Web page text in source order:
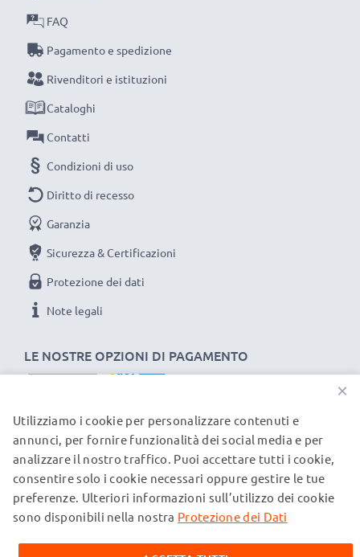
Caricatore subtel: un caricabatterie dall’ottimo
rapporto qualità-prezzo
AC Adapter / Power Supply:
Marca: subtel
Collegamento 1: Micro USB
Tensione di uscita / Output Volt: 5V
Amperaggio / Output ampere: 1A / 1000mA
LE NOSTRE OPZIONI DI PAGAMENTO
FAQ
Pagamento e spedizione
Rivenditori e istituzioni
Cataloghi
Contatti
Condizioni di uso
Diritto di recesso
Garanzia
Sicurezza & Certificazioni
Protezione dei dati
Note legali
I NOSTRI PARTNER DI SPEDIZIONE
© subtel.ch 2026
Tutti i prezzi sono comprensivi di IVA e al netto dei costi di
spedizione. Si prega di notare che tutti i marchi citati sono
menzionati sulle nostre pagine web esclusivamente per
×
Utilizziamo i cookie per personalizzare contenuti e
annunci, per fornire funzionalità dei social media e per
analizzare il nostro traffico. Puoi accettare tutti i cookie,
consentire solo i cookie necessari oppure gestire le tue
preferenze. Ulteriori informazioni sull’utilizzo dei cookie
sono disponibili nella nostra Protezione dei Dati